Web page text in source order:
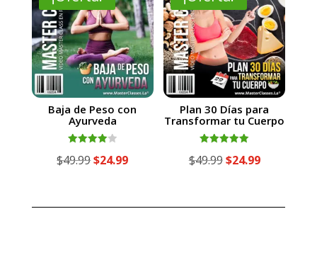
$49.99.$24.99.
Baja de Peso con
Ayurveda
con
$49.99El
$24.99El
Plan 30 Días para
Transformar tu Cuerpo
con
$49.99El
$24.99El